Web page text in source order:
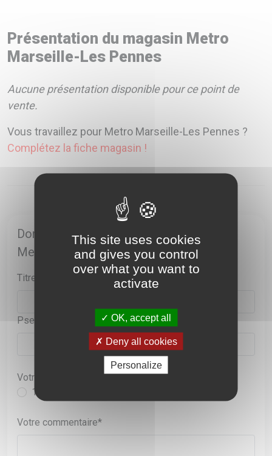
Présentation du magasin Metro
Marseille-Les Pennes
Aucune présentation disponible pour ce point de
vente.
Vous travaillez pour Metro Marseille-Les Pennes ?
Complétez la fiche magasin !
Donnez votre avis sur le point de vente
Metro Marseille-Les Pennes
Titre*
Pseudo*
Votre note sur 5
1
Votre commentaire*
This site uses cookies
and gives you control
over what you want to
activate
OK, accept all
Deny all cookies
Personalize